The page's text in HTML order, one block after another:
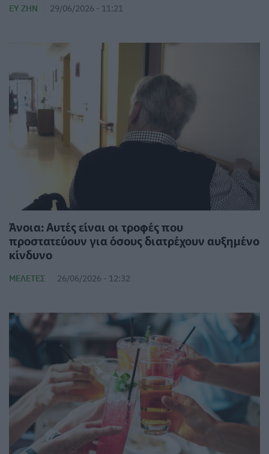
ΕΥ ΖΗΝ 29/06/2026 - 11:21
Άνοια: Αυτές είναι οι τροφές που
προστατεύουν για όσους διατρέχουν αυξημένο
κίνδυνο
ΜΕΛΈΤΕΣ 26/06/2026 - 12:32